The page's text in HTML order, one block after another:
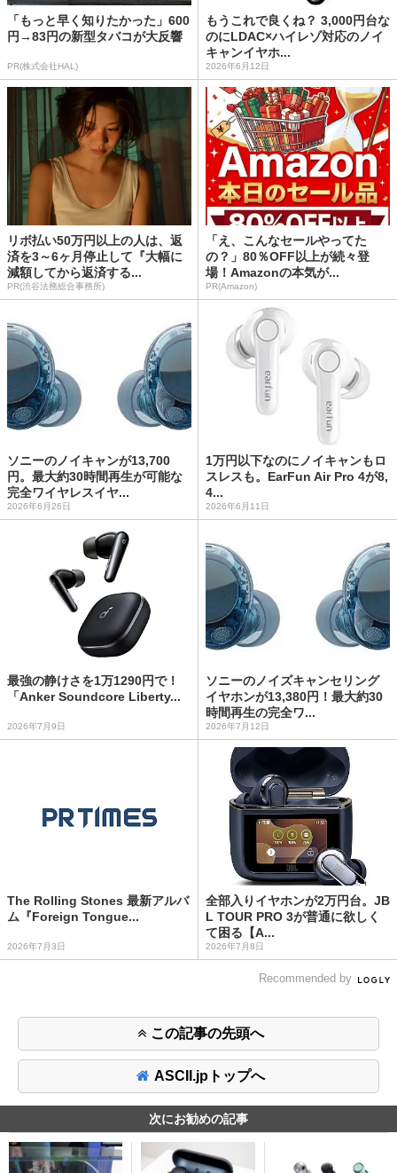
「もっと早く知りたかった」600
円→83円の新型タバコが大反響
PR(株式会社HAL)
もうこれで良くね？ 3,000円台な
のにLDAC×ハイレゾ対応のノイ
キャンイヤホ...
2026年6月12日
リボ払い50万円以上の人は、返
済を3～6ヶ月停止して『大幅に
減額してから返済する...
PR(渋谷法務総合事務所)
「え、こんなセールやってた
の？」80％OFF以上が続々登
場！Amazonの本気が...
PR(Amazon)
ソニーのノイキャンが13,700
円。最大約30時間再生が可能な
完全ワイヤレスイヤ...
2026年6月26日
1万円以下なのにノイキャンもロ
スレスも。EarFun Air Pro 4が8,
4...
2026年6月11日
最強の静けさを1万1290円で！
「Anker Soundcore Liberty...
2026年7月9日
ソニーのノイズキャンセリング
イヤホンが13,380円！最大約30
時間再生の完全ワ...
2026年7月12日
The Rolling Stones 最新アルバ
ム『Foreign Tongue...
2026年7月3日
全部入りイヤホンが2万円台。JB
L TOUR PRO 3が普通に欲しく
て困る【A...
2026年7月8日
Recommended by
この記事の先頭へ
ASCII.jpトップへ
次にお勧めの記事